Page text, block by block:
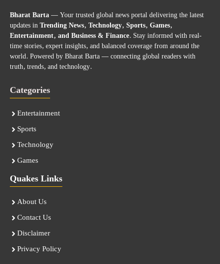
Bharat Barta— Your trusted global news portal delivering the latest
updates inTrending News, Technology, Sports, Games,
Entertainment, and Business & Finance. Stay informed with real-
time stories, expert insights, and balanced coverage from around the
world. Powered by Bharat Barta — connecting global readers with
truth, trends, and technology.
Categories
Entertainment
Sports
Technology
Games
Quakes Links
About Us
Contact Us
Disclaimer
Privacy Policy